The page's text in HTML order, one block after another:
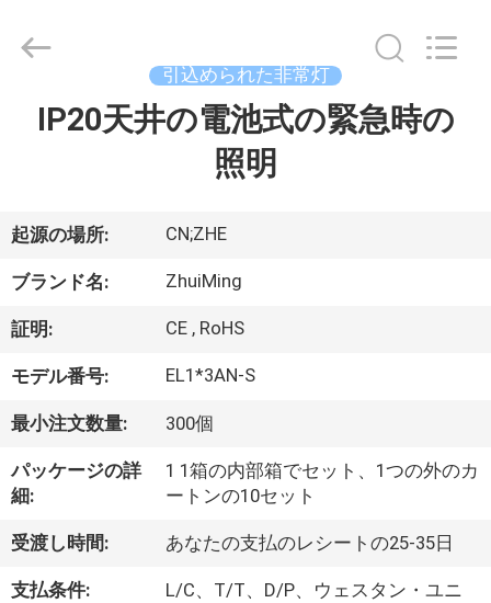
ロ
ダ
ク
ト
達
に
つ
Hangzhou
引込められた非常灯
IP20天井の電池式の緊急時の
照明
起源の場所: CN;ZHE
ブランド名: ZhuiMing
証明: CE , RoHS
モデル番号: EL1*3AN-S
最小注文数量: 300個
パッケージの詳
細:
1 1箱の内部箱でセット、1つの外のカ
ートンの10セット
受渡し時間: あなたの支払のレシートの25-35日
支払条件:
L/C、T/T、D/P、ウェスタン・ユニ